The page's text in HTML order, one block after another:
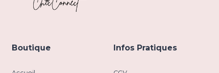
Boutique Infos Pratiques